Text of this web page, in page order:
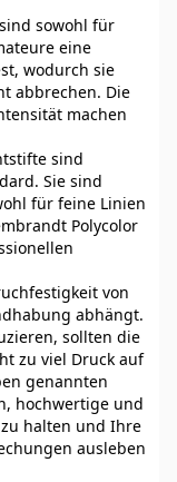
sowohl für
eine
wodurch sie
abbrechen. Die
machen
sind
Sie sind
für feine Linien
Polycolor
von
abhängt.
sollten die
zu viel Druck auf
genannten
hochwertige und
halten und Ihre
ausleben